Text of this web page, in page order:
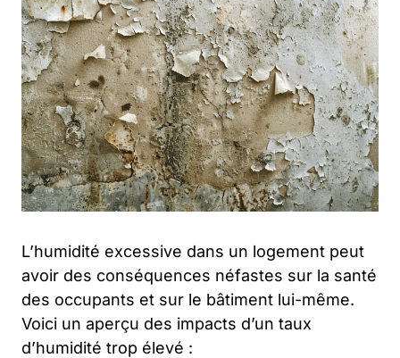
L’humidité excessive dans un logement peut
avoir des conséquences néfastes sur la santé
des occupants et sur le bâtiment lui-même.
Voici un aperçu des impacts d’un taux
d’humidité trop élevé :